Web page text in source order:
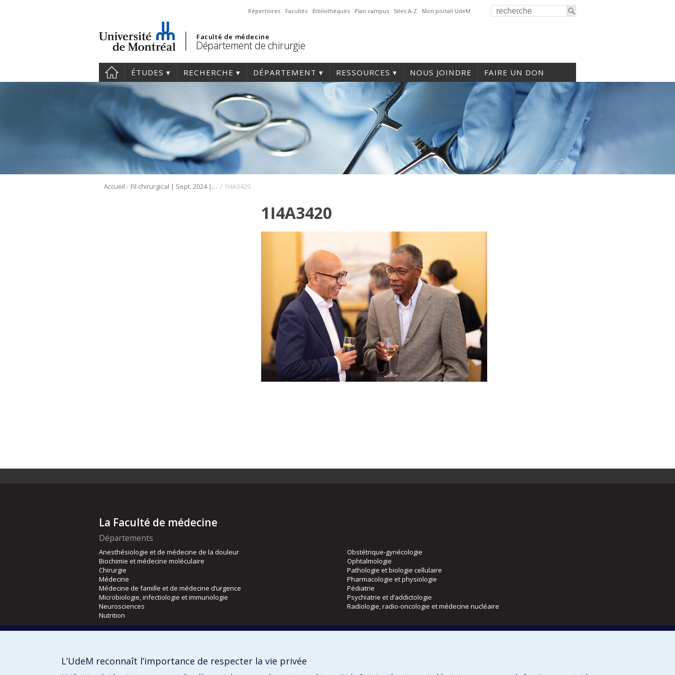
Répertoires Facultés Bibliothèques Plan campus Sites A-Z Mon portail UdeM
Faculté de médecine
Département de chirurgie
ÉTUDES RECHERCHE DÉPARTEMENT RESSOURCES NOUS JOINDRE FAIRE UN DON
Accueil / Fil chirurgical | Sept. 2024 | Rentrée universitaire / 1I4A3420
1I4A3420
La Faculté de médecine
Départements
Anesthésiologie et de médecine de la douleur
Biochimie et médecine moléculaire
Chirurgie
Médecine
Médecine de famille et de médecine d’urgence
Microbiologie, infectiologie et immunologie
Neurosciences
Nutrition
Obstétrique-gynécologie
Ophtalmologie
Pathologie et biologie cellulaire
Pharmacologie et physiologie
Pédiatrie
Psychiatrie et d’addictologie
Radiologie, radio-oncologie et médecine nucléaire
Orthophonie et audiologie
L’UdeM reconnaît l’importance de respecter la vie privée